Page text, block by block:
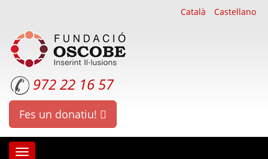
Català Castellano
972 22 16 57
Fes un donatiu!
Oscobe